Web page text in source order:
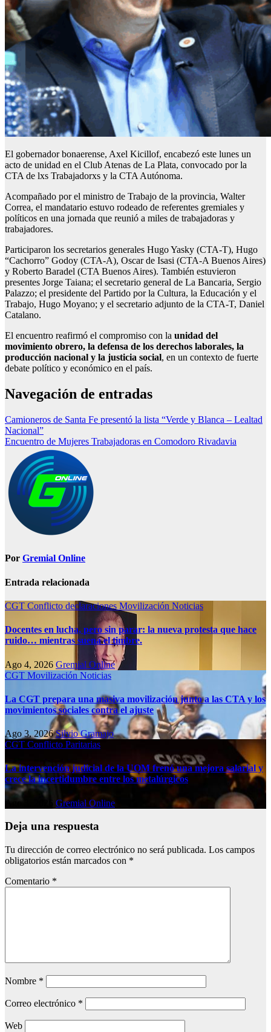
El gobernador bonaerense, Axel Kicillof, encabezó este lunes un
acto de unidad en el Club Atenas de La Plata, convocado por la
CTA de lxs Trabajadorxs y la CTA Autónoma.
Acompañado por el ministro de Trabajo de la provincia, Walter
Correa, el mandatario estuvo rodeado de referentes gremiales y
políticos en una jornada que reunió a miles de trabajadoras y
trabajadores.
Participaron los secretarios generales Hugo Yasky (CTA-T), Hugo
“Cachorro” Godoy (CTA-A), Oscar de Isasi (CTA-A Buenos Aires)
y Roberto Baradel (CTA Buenos Aires). También estuvieron
presentes Jorge Taiana; el secretario general de La Bancaria, Sergio
Palazzo; el presidente del Partido por la Cultura, la Educación y el
Trabajo, Hugo Moyano; y el secretario adjunto de la CTA-T, Daniel
Catalano.
El encuentro reafirmó el compromiso con la unidad del
movimiento obrero, la defensa de los derechos laborales, la
producción nacional y la justicia social, en un contexto de fuerte
debate político y económico en el país.
Navegación de entradas
Camioneros de Santa Fe presentó la lista “Verde y Blanca – Lealtad
Nacional”
Encuentro de Mujeres Trabajadoras en Comodoro Rivadavia
Por Gremial Online
Entrada relacionada
CGT Conflicto declaraciones Movilización Noticias
Docentes en lucha, pero sin parar: la nueva protesta que hace
ruido… mientras suena el timbre.
Ago 4, 2026 Gremial Online
CGT Movilización Noticias
La CGT prepara una masiva movilización junto a las CTA y los
movimientos sociales contra el ajuste
Ago 3, 2026Silvio Gramajo
CGT Conflicto Paritarias
La intervención judicial de la UOM frenó una mejora salarial y
crece la incertidumbre entre los metalúrgicos
Ago 3, 2026 Gremial Online
Deja una respuesta
Tu dirección de correo electrónico no será publicada. Los campos
obligatorios están marcados con *
Comentario *
Nombre *
Correo electrónico *
Web